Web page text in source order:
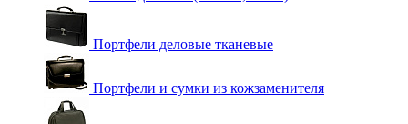
Портфели деловые тканевые
Портфели и сумки из кожзаменителя